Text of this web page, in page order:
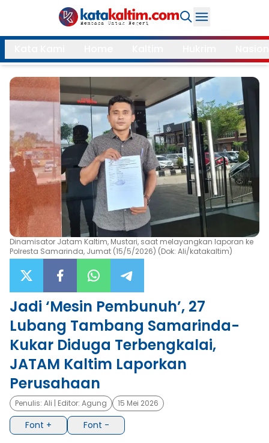
Daerah
Kukar
Samarinda
Bontang
Balikpapan
Kubar
Kutim
PPU
Mahulu
Paser
Berau
More
Internasional
Feature
Opini
Gaya
×
Search
Dinamisator Jatam Kaltim, Mustari, saat melayangkan laporan ke
Polresta Samarinda, Jumat (15/5/2026) (Dok: Ali/katakaltim)
Jadi ‘Mesin Pembunuh’, 27
Lubang Tambang Samarinda-
Kukar Diduga Terbengkalai,
JATAM Kaltim Laporkan
Perusahaan
Penulis: Ali | Editor: Agung 15 Mei 2026
Font + Font -